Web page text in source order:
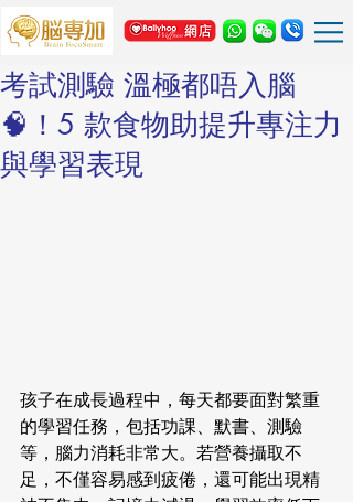
考試測驗 溫極都唔入腦
🧠！5 款食物助提升專注力
與學習表現
孩子在成長過程中，每天都要面對繁重
的學習任務，包括功課、默書、測驗
等，腦力消耗非常大。若營養攝取不
足，不僅容易感到疲倦，還可能出現精